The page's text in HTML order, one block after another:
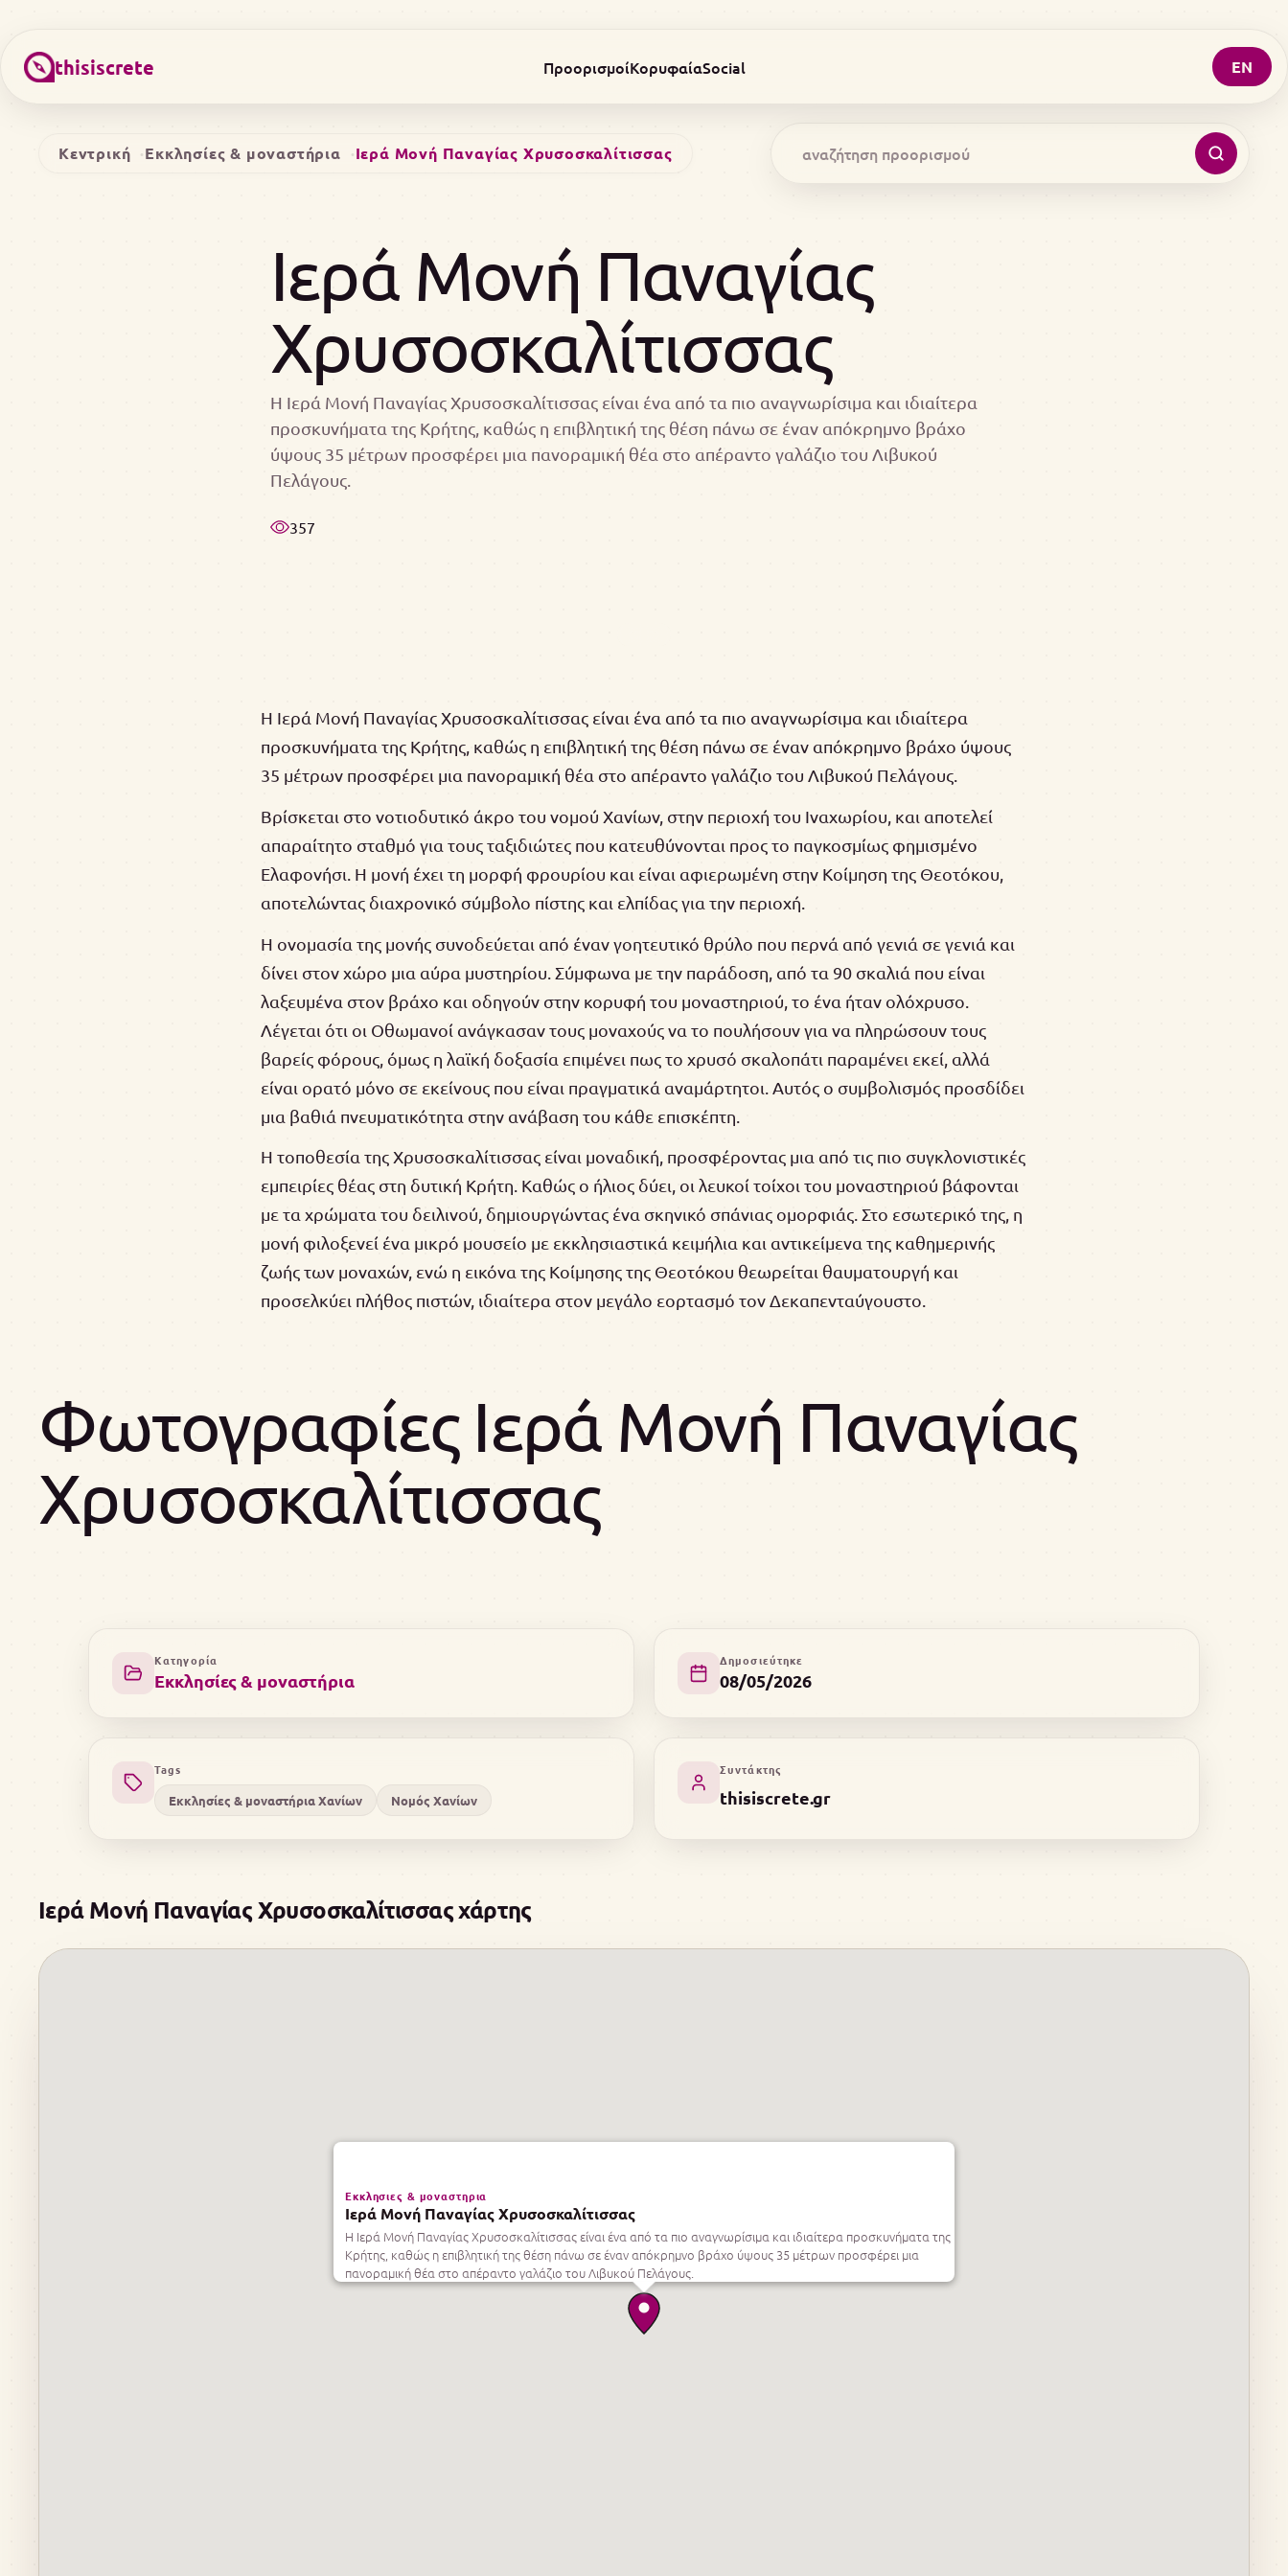
thisiscrete ΠροορισμοίΚορυφαίαSocial EN
Κεντρική Εκκλησίες & μοναστήρια Ιερά Μονή Παναγίας Χρυσοσκαλίτισσας
Ιερά Μονή Παναγίας
Χρυσοσκαλίτισσας
Η Ιερά Μονή Παναγίας Χρυσοσκαλίτισσας είναι ένα από τα πιο αναγνωρίσιμα και ιδιαίτερα
προσκυνήματα της Κρήτης, καθώς η επιβλητική της θέση πάνω σε έναν απόκρημνο βράχο
ύψους 35 μέτρων προσφέρει μια πανοραμική θέα στο απέραντο γαλάζιο του Λιβυκού
Πελάγους.
357
Η Ιερά Μονή Παναγίας Χρυσοσκαλίτισσας είναι ένα από τα πιο αναγνωρίσιμα και ιδιαίτερα
προσκυνήματα της Κρήτης, καθώς η επιβλητική της θέση πάνω σε έναν απόκρημνο βράχο ύψους
35 μέτρων προσφέρει μια πανοραμική θέα στο απέραντο γαλάζιο του Λιβυκού Πελάγους.
Βρίσκεται στο νοτιοδυτικό άκρο του νομού Χανίων, στην περιοχή του Ιναχωρίου, και αποτελεί
απαραίτητο σταθμό για τους ταξιδιώτες που κατευθύνονται προς το παγκοσμίως φημισμένο
Ελαφονήσι. Η μονή έχει τη μορφή φρουρίου και είναι αφιερωμένη στην Κοίμηση της Θεοτόκου,
αποτελώντας διαχρονικό σύμβολο πίστης και ελπίδας για την περιοχή.
Η ονομασία της μονής συνοδεύεται από έναν γοητευτικό θρύλο που περνά από γενιά σε γενιά και
δίνει στον χώρο μια αύρα μυστηρίου. Σύμφωνα με την παράδοση, από τα 90 σκαλιά που είναι
λαξευμένα στον βράχο και οδηγούν στην κορυφή του μοναστηριού, το ένα ήταν ολόχρυσο.
Λέγεται ότι οι Οθωμανοί ανάγκασαν τους μοναχούς να το πουλήσουν για να πληρώσουν τους
βαρείς φόρους, όμως η λαϊκή δοξασία επιμένει πως το χρυσό σκαλοπάτι παραμένει εκεί, αλλά
είναι ορατό μόνο σε εκείνους που είναι πραγματικά αναμάρτητοι. Αυτός ο συμβολισμός προσδίδει
μια βαθιά πνευματικότητα στην ανάβαση του κάθε επισκέπτη.
Η τοποθεσία της Χρυσοσκαλίτισσας είναι μοναδική, προσφέροντας μια από τις πιο συγκλονιστικές
εμπειρίες θέας στη δυτική Κρήτη. Καθώς ο ήλιος δύει, οι λευκοί τοίχοι του μοναστηριού βάφονται
με τα χρώματα του δειλινού, δημιουργώντας ένα σκηνικό σπάνιας ομορφιάς. Στο εσωτερικό της, η
μονή φιλοξενεί ένα μικρό μουσείο με εκκλησιαστικά κειμήλια και αντικείμενα της καθημερινής
ζωής των μοναχών, ενώ η εικόνα της Κοίμησης της Θεοτόκου θεωρείται θαυματουργή και
προσελκύει πλήθος πιστών, ιδιαίτερα στον μεγάλο εορτασμό τον Δεκαπενταύγουστο.
Φωτογραφίες Ιερά Μονή Παναγίας
Χρυσοσκαλίτισσας
Κατηγορία
Εκκλησίες & μοναστήρια
Δημοσιεύτηκε
08/05/2026
Tags
Εκκλησίες & μοναστήρια Χανίων Νομός Χανίων
Συντάκτης
thisiscrete.gr
Ιερά Μονή Παναγίας Χρυσοσκαλίτισσας χάρτης
Εκκλησιες & μοναστηρια
Ιερά Μονή Παναγίας Χρυσοσκαλίτισσας
Η Ιερά Μονή Παναγίας Χρυσοσκαλίτισσας είναι ένα από τα πιο αναγνωρίσιμα και ιδιαίτερα προσκυνήματα της
Κρήτης, καθώς η επιβλητική της θέση πάνω σε έναν απόκρημνο βράχο ύψους 35 μέτρων προσφέρει μια
πανοραμική θέα στο απέραντο γαλάζιο του Λιβυκού Πελάγους.